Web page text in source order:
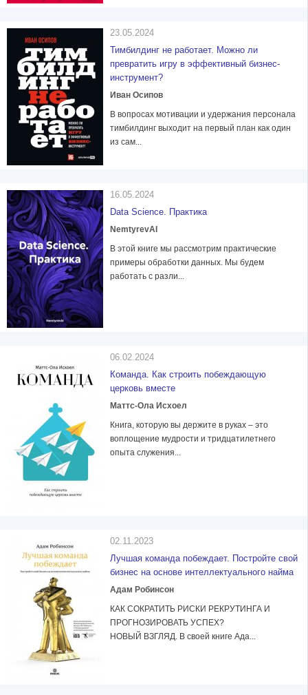
23.05.2024
Тимбилдинг не работает. Можно ли
превратить игру в эффективный бизнес-
инструмент?
Иван Осипов
В вопросах мотивации и удержания персонала
тимбилдинг выходит на первый план как один
из сам...
16.05.2024
Data Science. Практика
NemtyrevAI
В этой книге мы рассмотрим практические
примеры обработки данных. Мы будем
работать с разли...
06.02.2024
Команда. Как строить побеждающую
церковь вместе
Маттс-Ола Исхоел
Книга, которую вы держите в руках – это
воплощение мудрости и тридцатилетнего
опыта служения...
02.11.2023
Лучшая команда побеждает. Постройте свой
бизнес на основе интеллектуального найма
Адам Робинсон
КАК СОКРАТИТЬ РИСКИ РЕКРУТИНГА И
ПРОГНОЗИРОВАТЬ УСПЕХ?
НОВЫЙ ВЗГЛЯД. В своей книге Ада...